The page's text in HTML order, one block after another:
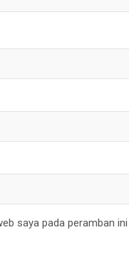
saya pada peramban